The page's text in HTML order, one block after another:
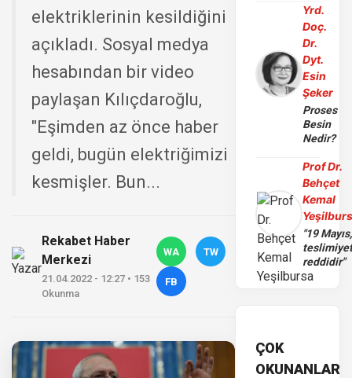
elektriklerinin kesildiğini
açıkladı. Sosyal medya
hesabından bir video
paylaşan Kılıçdaroğlu,
"Eşimden az önce haber
geldi, bugün elektriğimizi
kesmişler. Bun...
Rekabet Haber
Merkezi
21.04.2022 - 12:27 • 153
Okunma
WA TW
FB
Yrd.
Doç.
Dr.
Dyt.
Esin
Şeker
Proses
Besin
Nedir?
Prof Dr.
Behçet
Kemal
"19 Mayıs,
reddidir"
ÇOK
OKUNANLAR